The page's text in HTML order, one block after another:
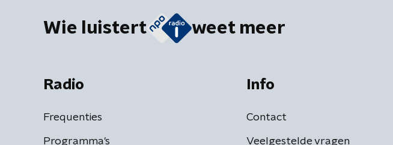
Wie luistert weet meer
Radio
Frequenties
Programma's
Info
Contact
Veelgestelde vragen